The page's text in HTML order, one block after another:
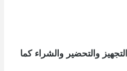
والتحضير والشراء كما